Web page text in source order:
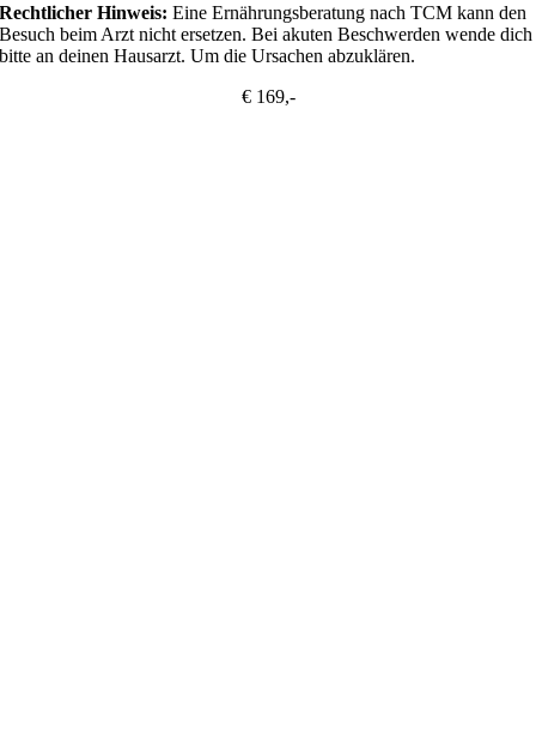
Rechtlicher Hinweis: Eine Ernährungsberatung nach TCM kann den
Besuch beim Arzt nicht ersetzen. Bei akuten Beschwerden wende dich
bitte an deinen Hausarzt. Um die Ursachen abzuklären.
€ 169,-